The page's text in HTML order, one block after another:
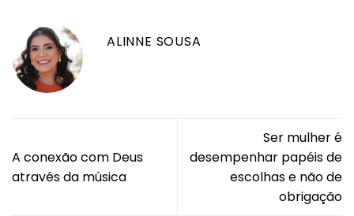
ALINNE SOUSA
A conexão com Deus
através da música
Ser mulher é
desempenhar papéis de
escolhas e não de
obrigação